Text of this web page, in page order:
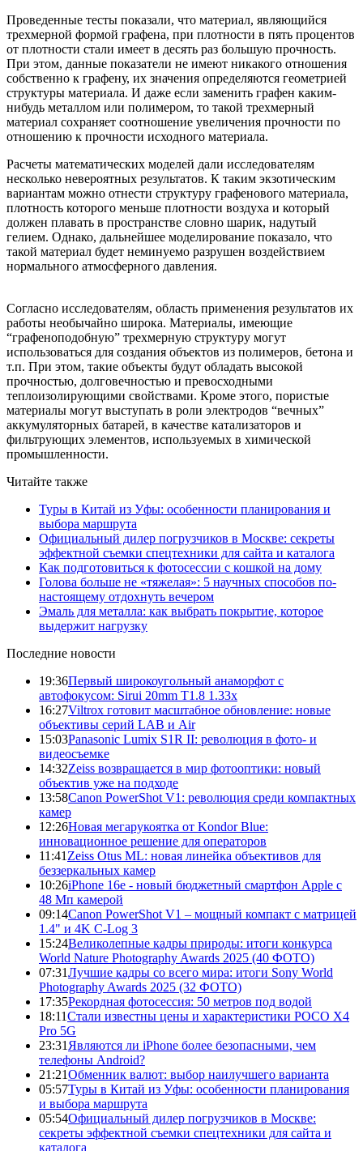
Проведенные тесты показали, что материал, являющийся
трехмерной формой графена, при плотности в пять процентов
от плотности стали имеет в десять раз большую прочность.
При этом, данные показатели не имеют никакого отношения
собственно к графену, их значения определяются геометрией
структуры материала. И даже если заменить графен каким-
нибудь металлом или полимером, то такой трехмерный
материал сохраняет соотношение увеличения прочности по
отношению к прочности исходного материала.
Расчеты математических моделей дали исследователям
несколько невероятных результатов. К таким экзотическим
вариантам можно отнести структуру графенового материала,
плотность которого меньше плотности воздуха и который
должен плавать в пространстве словно шарик, надутый
гелием. Однако, дальнейшее моделирование показало, что
такой материал будет неминуемо разрушен воздействием
нормального атмосферного давления.
Согласно исследователям, область применения результатов их
работы необычайно широка. Материалы, имеющие
“графеноподобную” трехмерную структуру могут
использоваться для создания объектов из полимеров, бетона и
т.п. При этом, такие объекты будут обладать высокой
прочностью, долговечностью и превосходными
теплоизолирующими свойствами. Кроме этого, пористые
материалы могут выступать в роли электродов “вечных”
аккумуляторных батарей, в качестве катализаторов и
фильтрующих элементов, используемых в химической
промышленности.
Читайте также
Туры в Китай из Уфы: особенности планирования и
выбора маршрута
Официальный дилер погрузчиков в Москве: секреты
эффектной съемки спецтехники для сайта и каталога
Как подготовиться к фотосессии с кошкой на дому
Голова больше не «тяжелая»: 5 научных способов по-
настоящему отдохнуть вечером
Эмаль для металла: как выбрать покрытие, которое
выдержит нагрузку
Последние новости
19:36Первый широкоугольный анаморфот с
автофокусом: Sirui 20mm T1.8 1.33x
16:27Viltrox готовит масштабное обновление: новые
объективы серий LAB и Air
15:03Panasonic Lumix S1R II: революция в фото- и
видеосъемке
14:32Zeiss возвращается в мир фотооптики: новый
объектив уже на подходе
13:58Canon PowerShot V1: революция среди компактных
камер
12:26Новая мегарукоятка от Kondor Blue:
инновационное решение для операторов
11:41 Zeiss Otus ML: новая линейка объективов для
беззеркальных камер
10:26iPhone 16e - новый бюджетный смартфон Apple с
48 Мп камерой
09:14Canon PowerShot V1 – мощный компакт с матрицей
1.4" и 4K C-Log 3
15:24Великолепные кадры природы: итоги конкурса
World Nature Photography Awards 2025 (40 ФОТО)
07:31Лучшие кадры со всего мира: итоги Sony World
Photography Awards 2025 (32 ФОТО)
17:35Рекордная фотосессия: 50 метров под водой
18:11Стали известны цены и характеристики POCO X4
Pro 5G
23:31 Являются ли iPhone более безопасными, чем
телефоны Android?
21:21Обменник валют: выбор наилучшего варианта
05:57Туры в Китай из Уфы: особенности планирования
и выбора маршрута
05:54Официальный дилер погрузчиков в Москве:
секреты эффектной съемки спецтехники для сайта и
каталога